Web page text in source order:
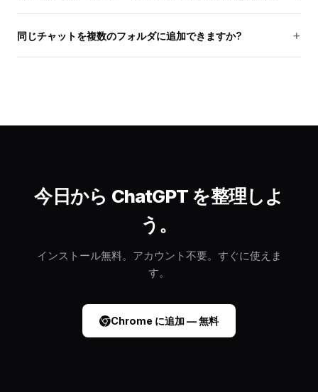
同じチャットを複数のフォルダに追加できますか?
今日から ChatGPT を整理しよ
う。
インストール無料。アカウント不要。すぐに使えま
す。
Chrome に追加 — 無料